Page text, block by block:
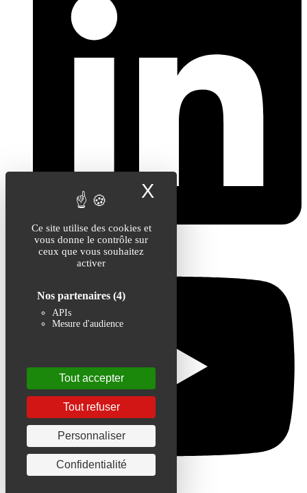
Ce site utilise des cookies et
vous donne le contrôle sur
ceux que vous souhaitez
activer
Nos partenaires (4)
APIs
Mesure d'audience
Tout accepter
Tout refuser
Personnaliser
Confidentialité
X Masquer le